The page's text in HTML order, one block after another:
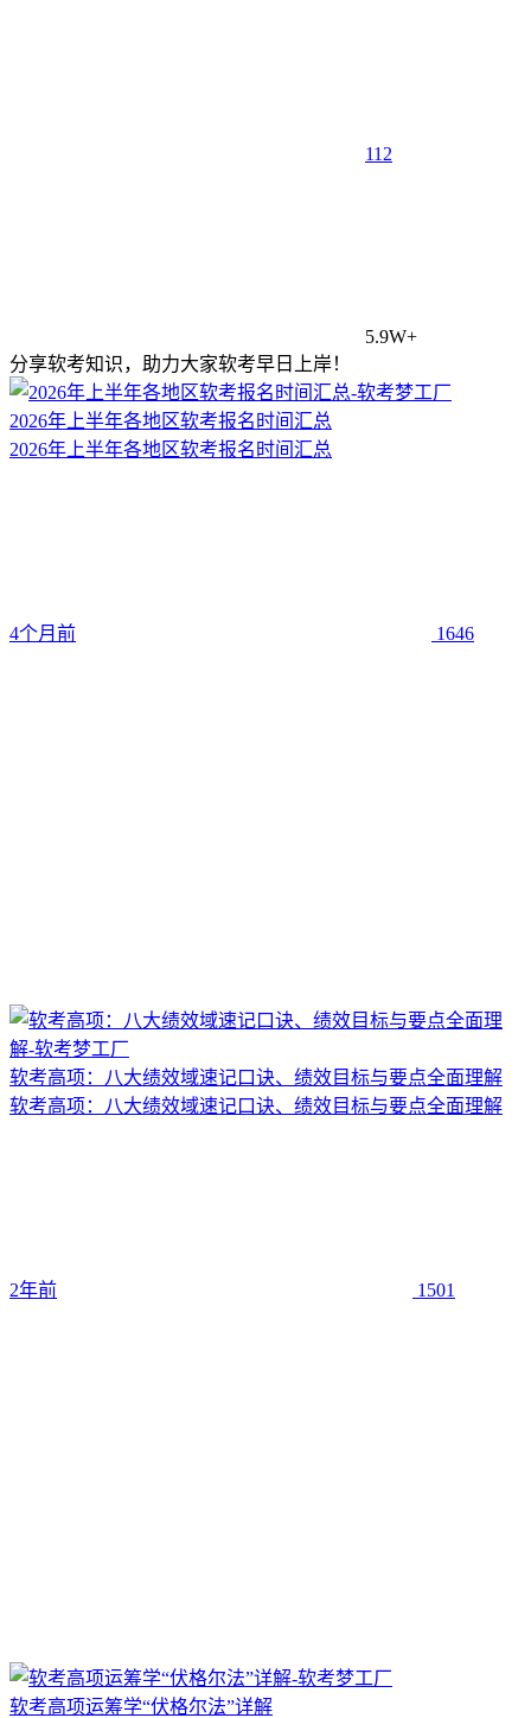
112
5.9W+
分享软考知识，助力大家软考早日上岸！
2026年上半年各地区软考报名时间汇总
2026年上半年各地区软考报名时间汇总
4个月前 1646
软考高项：八大绩效域速记口诀、绩效目标与要点全面理解
软考高项：八大绩效域速记口诀、绩效目标与要点全面理解
2年前 1501
软考高项运筹学“伏格尔法”详解